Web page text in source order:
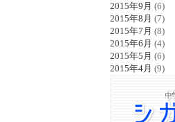
2015年9月 (6)
2015年8月 (7)
2015年7月 (8)
2015年6月 (4)
2015年5月 (6)
2015年4月 (9)